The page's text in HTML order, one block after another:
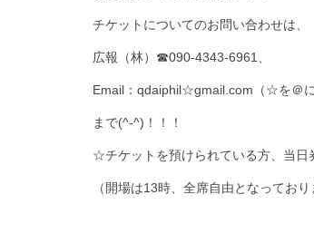
チケットについてのお問い合わせは、
広報（林）☎090-4343-6961、
Email：qdaiphil☆gmail.com（☆を＠に
まで(^-^)！！！
☆チケットを預けられている方、当日
（開場は13時、全席自由となっており